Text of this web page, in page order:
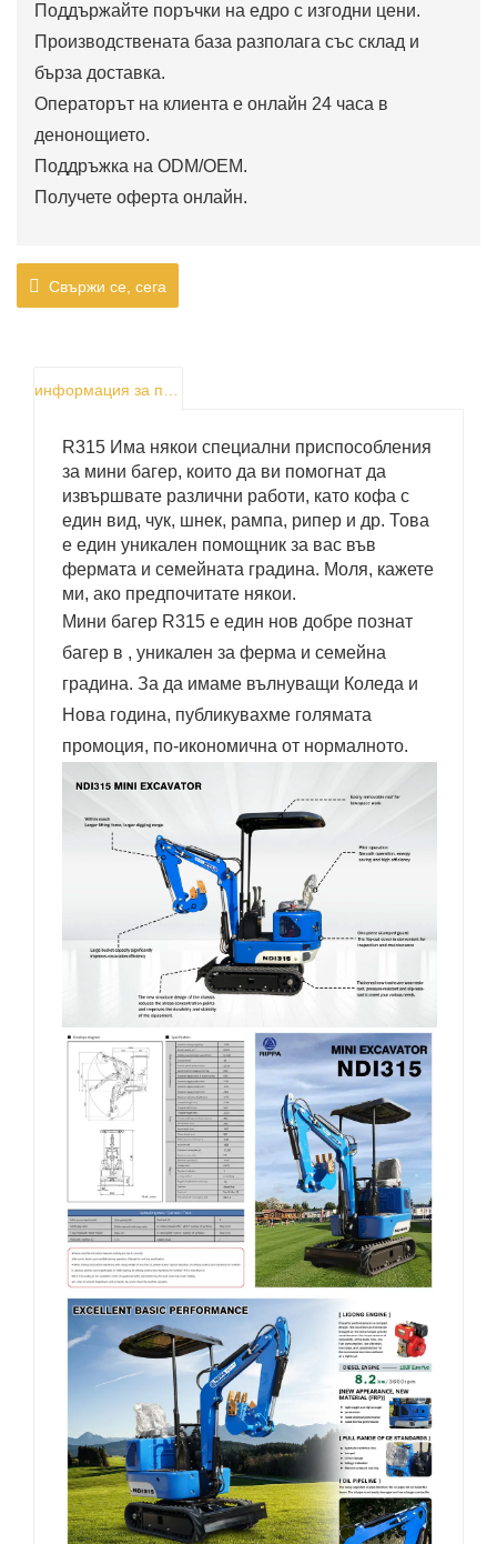
Поддържайте поръчки на едро с изгодни цени.
Производствената база разполага със склад и
бърза доставка.
Операторът на клиента е онлайн 24 часа в
денонощието.
Поддръжка на ODM/OEM.
Получете оферта онлайн.
Свържи се, сега
R315 Има някои специални приспособления
за мини багер, които да ви помогнат да
извършвате различни работи, като кофа с
един вид, чук, шнек, рампа, рипер и др. Това
е един уникален помощник за вас във
фермата и семейната градина. Моля, кажете
ми, ако предпочитате някои.
Мини багер R315 е един нов добре познат
багер в , уникален за ферма и семейна
градина. За да имаме вълнуващи Коледа и
Нова година, публикувахме голямата
промоция, по-икономична от нормалното.